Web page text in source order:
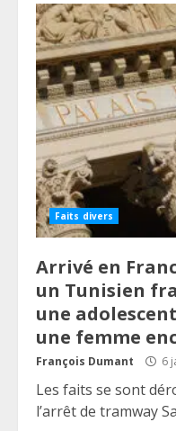
Faits divers
Arrivé en
un Tunisien
une
une femme
François Dumant 6
Les faits se sont
l’arrêt de tramway